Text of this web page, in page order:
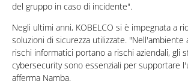
del gruppo in caso di incidente".
Negli ultimi anni, KOBELCO si è impegnata a
soluzioni di sicurezza utilizzate. "Nell'ambiente
rischi informatici portano a rischi aziendali, gli
cybersecurity sono essenziali per supportare
afferma Namba.